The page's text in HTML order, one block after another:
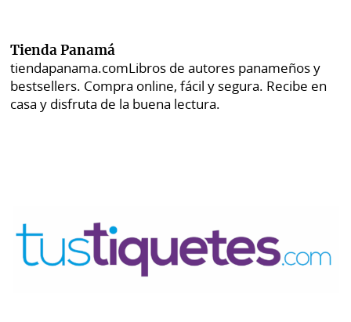
Tienda Panamá
tiendapanama.comLibros de autores panameños y
bestsellers. Compra online, fácil y segura. Recibe en
casa y disfruta de la buena lectura.